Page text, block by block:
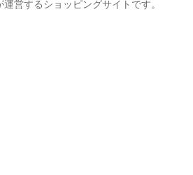
営するショッピングサイトです。